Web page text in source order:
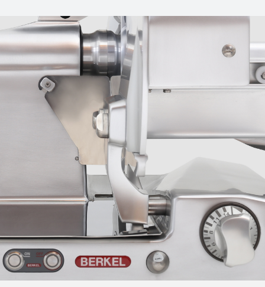
per offrire le massime prestazioni disponibili sul mercato
sotto ogni punto di vista unendo al raffinato design,
riconoscibile in tutte le nostre affettatrici fatto di linee
morbide, assenza di spigoli e materiali ad alte prestazioni,
la massima funzionalità operativa; nulla è stato lasciato al
caso, ogni dettaglio porta con sè dei benifici funzionali per
l'utente. Suprema è disponibile in tutte le configurazioni
(Gravità, Verticale Salumeria, Verticale Macelleria e
Delicatessen) con combinazioni di lama di diverso
diametro da 315 a 370mm.
Lama in acciaio 100Cr6, il massimo sul mercato, per un
taglio preciso ed un perfetto mantenimento del filo
Spessore della cassa maggiorata e peso macchina tra i
40kg ed i 50 kg nella varie versioni con aggiunta di
piedini in acciaio inox con gomma antiscivolo a totale
stabilità durante le operazioni di taglio